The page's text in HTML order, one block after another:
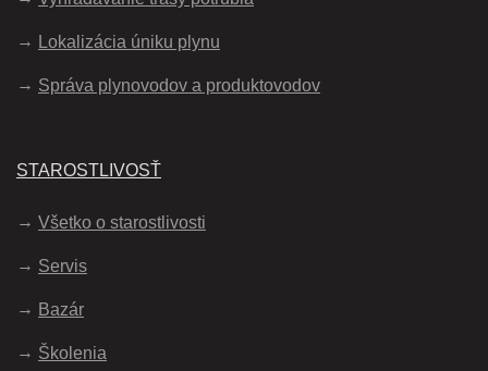
Lokalizácia úniku plynu
Správa plynovodov a produktovodov
STAROSTLIVOSŤ
Všetko o starostlivosti
Servis
Bazár
Školenia